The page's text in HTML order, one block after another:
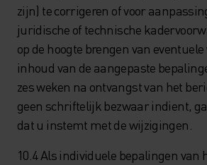
zijn) te corrigeren of voor
juridische of technische
op de hoogte brengen van
inhoud van de aangepaste
zes weken na ontvangst van het
geen schriftelijk bezwaar indient,
dat u instemt met de wijzigingen.
10.4 Als individuele bepalingen van